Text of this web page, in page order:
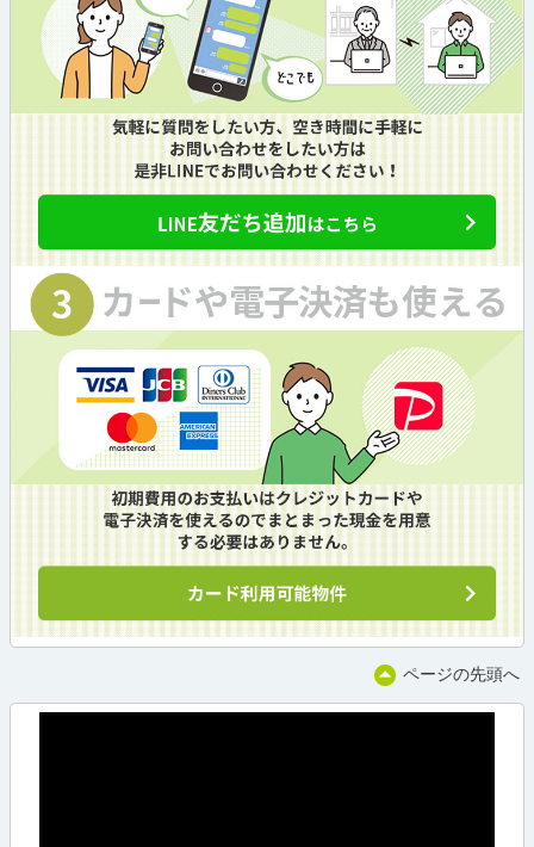
ページの先頭へ